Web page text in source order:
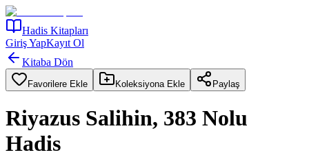
Hadis Kitapları
Giriş YapKayıt Ol
Kitaba Dön
Favorilere Ekle Koleksiyona Ekle Paylaş
Riyazus Salihin, 383 Nolu
Hadis